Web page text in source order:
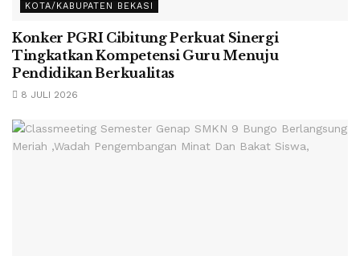
KOTA/KABUPATEN BEKASI
Konker PGRI Cibitung Perkuat Sinergi
Tingkatkan Kompetensi Guru Menuju
Pendidikan Berkualitas
8 JULI 2026